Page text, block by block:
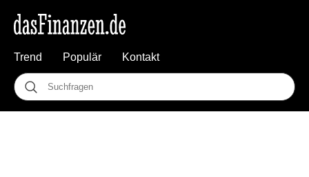
Trend Populär Kontakt